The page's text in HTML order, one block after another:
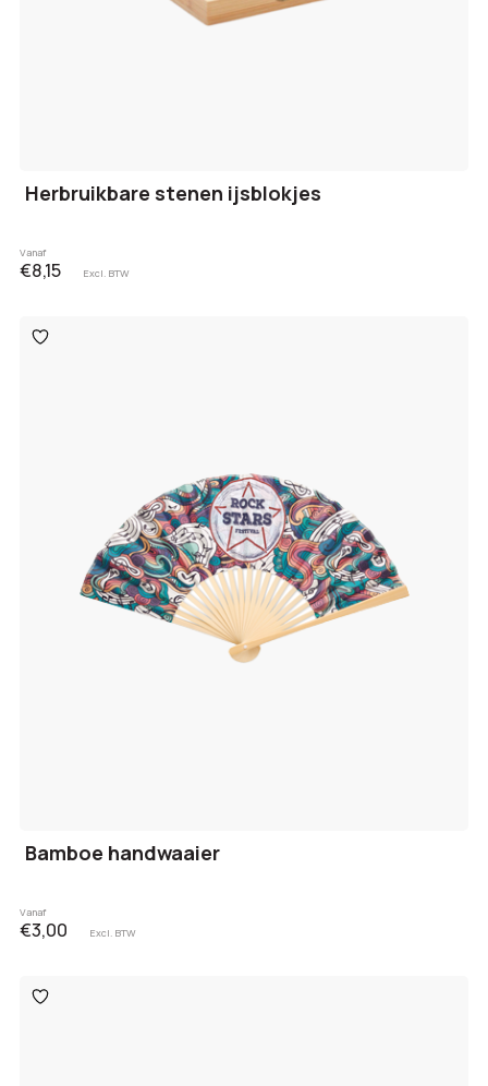
Herbruikbare stenen ijsblokjes
Vanaf
€8,15 Excl. BTW
Toevoegen
aan
Bamboe handwaaier
Vanaf
€3,00 Excl. BTW
Toevoegen
aan